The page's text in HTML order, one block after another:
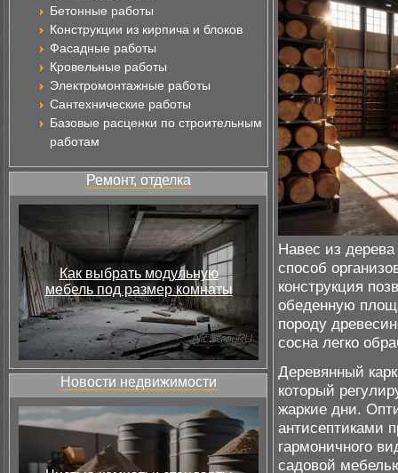
Бетонные работы
Конструкции из кирпича и блоков
Фасадные работы
Кровельные работы
Электромонтажные работы
Сантехнические работы
Базовые расценки по строительным
работам
Ремонт, отделка
Как выбрать модульную
мебель под размер комнаты
Новости недвижимости
Навес из
способ
конструкция
обеденную
породу
сосна легко
Деревянный
который
жаркие дни.
антисептиками
гармоничного
садовой